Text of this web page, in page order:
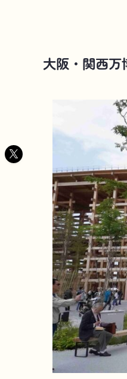
大阪・関西